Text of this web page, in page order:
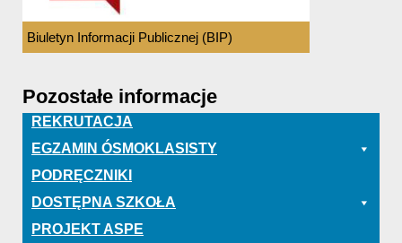
Biuletyn Informacji Publicznej (BIP)
Pozostałe informacje
REKRUTACJA
EGZAMIN ÓSMOKLASISTY
PODRĘCZNIKI
DOSTĘPNA SZKOŁA
PROJEKT ASPE